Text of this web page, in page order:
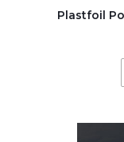
Plastfoil